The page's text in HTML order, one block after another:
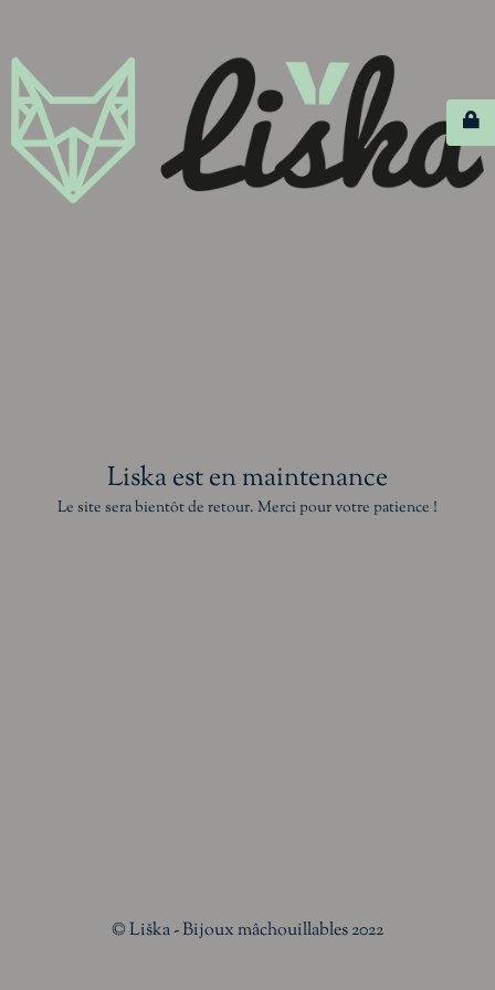
Liska est en maintenance
Le site sera bientôt de retour. Merci pour votre patience !
© Liška - Bijoux mâchouillables 2022